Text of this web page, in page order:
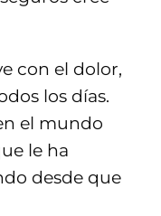
con el dolor,
los días.
el mundo
le ha
desde que